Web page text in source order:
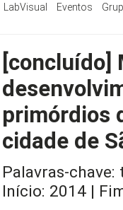
LabVisual Eventos
[concluído]
primórdios
cidade de
Palavras-
Início: 2014 |